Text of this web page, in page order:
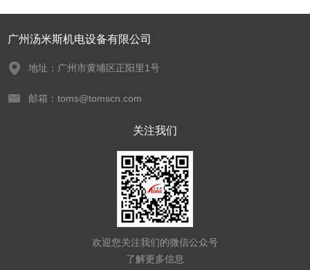
广州汤米斯机电设备有限公司
地址：广州市黄埔区正阳里1号
邮箱：toms@tomscn.com
关注我们
欢迎您关注我们的微信公众号
了解更多信息